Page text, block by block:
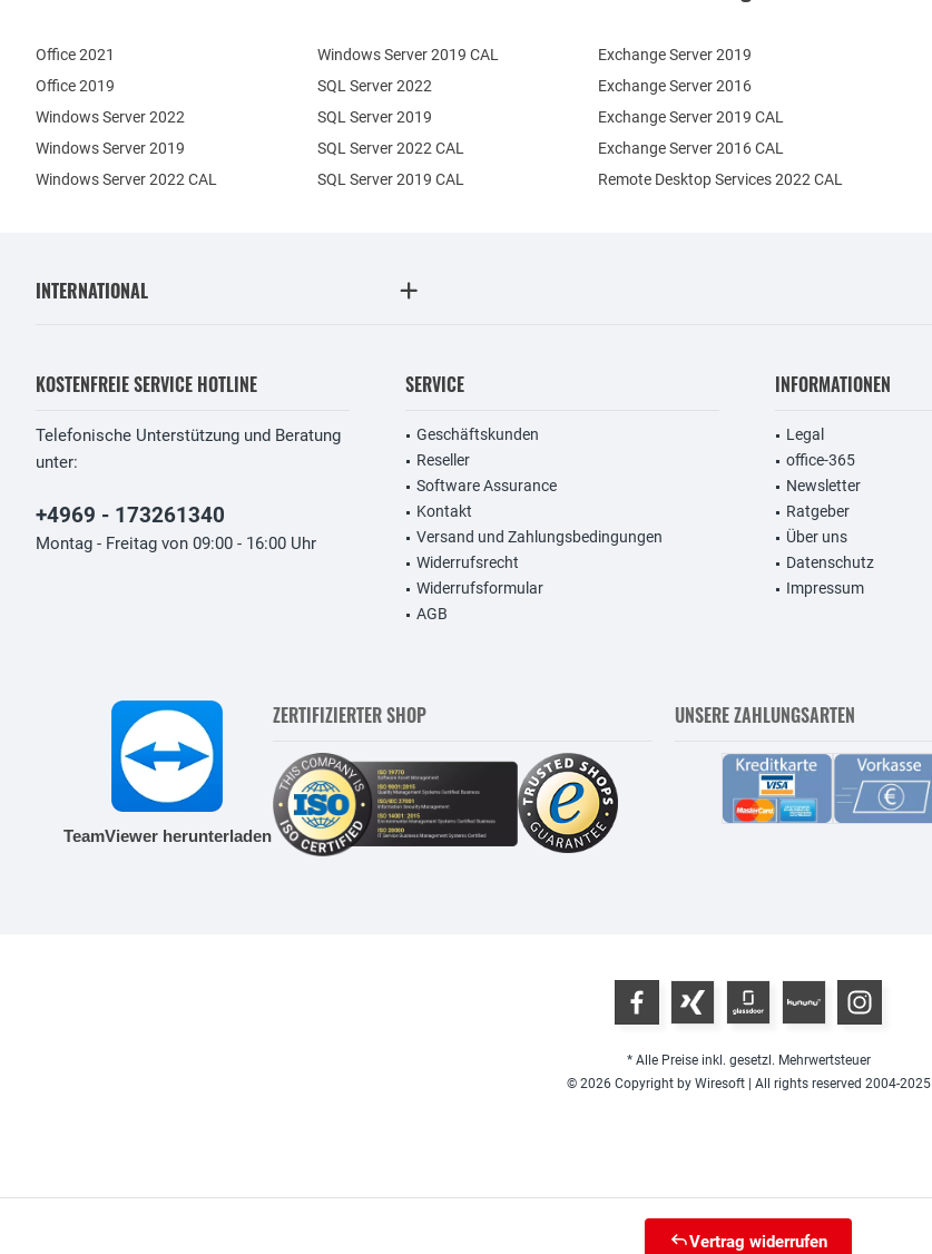
Office 2021
Office 2019
Windows Server 2022
Windows Server 2019
Exchange Server 2019
Exchange Server 2016
SQL Server 2022
SQL Server 2019
Windows Server 2022 CAL
Windows Server 2019 CAL
SQL Server 2022 CAL
SQL Server 2019 CAL
Remote Desktop Services 2022 CAL
Exchange Server 2019 CAL
Exchange Server 2016 CAL
INTERNATIONAL
KOSTENFREIE SERVICE HOTLINE
Telefonische Unterstützung und Beratung
unter:
+4969 - 173261340
Montag - Freitag von 09:00 - 16:00 Uhr
SERVICE
Geschäftskunden
Reseller
Software Assurance
Kontakt
Versand und Zahlungsbedingungen
Widerrufsrecht
Widerrufsformular
AGB
INFORMATIONEN
Legal
office-365
Newsletter
Ratgeber
Über uns
Datenschutz
Impressum
TeamViewer herunterladen
ZERTIFIZIERTER SHOP UNSERE ZAHLUNGSARTEN
* Alle Preise inkl. gesetzl. Mehrwertsteuer
© 2026 Copyright by Wiresoft | All rights reserved 2004-2025
Vertrag widerrufen